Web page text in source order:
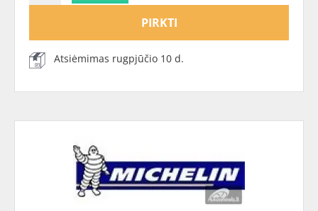
PIRKTI
Atsiėmimas rugpjūčio 10 d.